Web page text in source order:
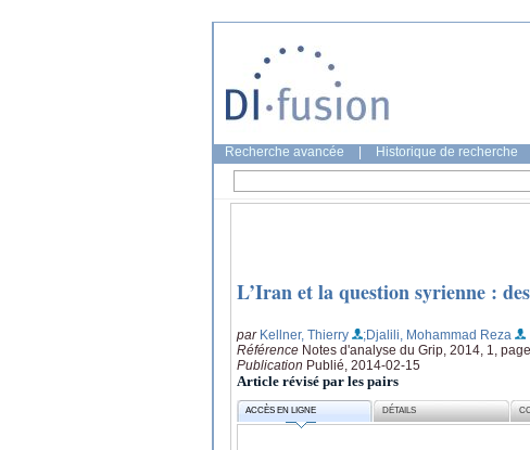
Recherche avancée Historique de recherche
L’Iran et la question syrienne :
par Kellner, Thierry
;Djalili, Mohammad Reza
Référence Notes d'analyse du Grip, 2014, 1,
Publication Publié, 2014-02-15
Article révisé par les pairs
ACCÈS EN LIGNE DÉTAILS